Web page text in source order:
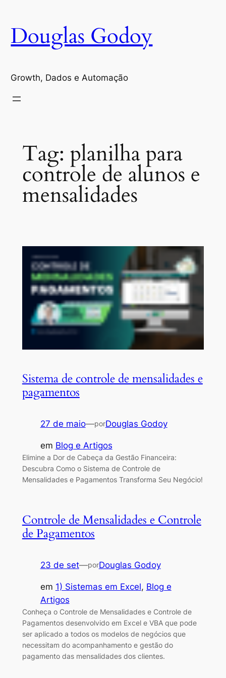
conteúdo
Douglas Godoy
Growth, Dados e Automação
Tag: planilha para
controle de alunos e
mensalidades
Sistema de controle de mensalidades e
pagamentos
27 de maio—porDouglas Godoy
em Blog e Artigos
Elimine a Dor de Cabeça da Gestão Financeira:
Descubra Como o Sistema de Controle de
Mensalidades e Pagamentos Transforma Seu Negócio!
Controle de Mensalidades e Controle
de Pagamentos
23 de set—porDouglas Godoy
em 1) Sistemas em Excel, Blog e
Artigos
Conheça o Controle de Mensalidades e Controle de
Pagamentos desenvolvido em Excel e VBA que pode
ser aplicado a todos os modelos de negócios que
necessitam do acompanhamento e gestão do
pagamento das mensalidades dos clientes.